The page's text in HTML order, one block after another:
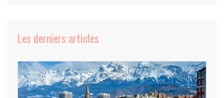
Les derniers articles